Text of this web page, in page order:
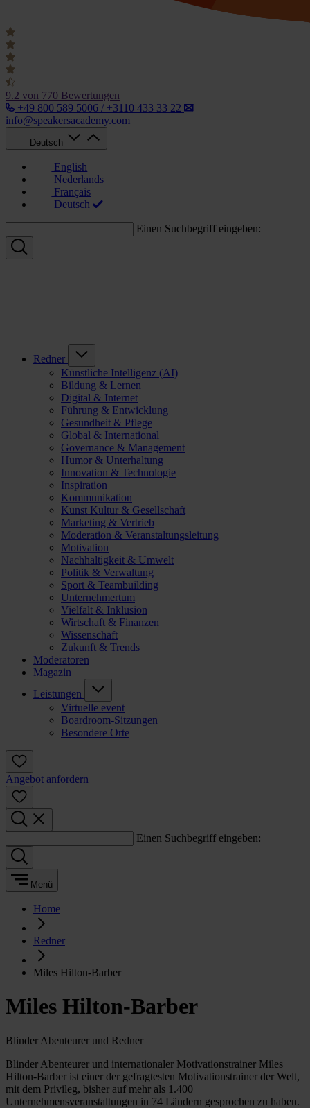
9.2 von 770 Bewertungen
+49 800 589 5006 / +3110 433 33 22
info@speakersacademy.com
Deutsch
English
Nederlands
Français
Deutsch
Einen Suchbegriff eingeben:
Redner
Künstliche Intelligenz (AI)
Bildung & Lernen
Digital & Internet
Führung & Entwicklung
Gesundheit & Pflege
Global & International
Governance & Management
Humor & Unterhaltung
Innovation & Technologie
Inspiration
Kommunikation
Kunst Kultur & Gesellschaft
Marketing & Vertrieb
Moderation & Veranstaltungsleitung
Motivation
Nachhaltigkeit & Umwelt
Politik & Verwaltung
Sport & Teambuilding
Unternehmertum
Vielfalt & Inklusion
Wirtschaft & Finanzen
Wissenschaft
Zukunft & Trends
Moderatoren
Magazin
Leistungen
Virtuelle event
Boardroom-Sitzungen
Besondere Orte
Angebot anfordern
Einen Suchbegriff eingeben:
Menü
Home
Redner
Miles Hilton-Barber
Miles Hilton-Barber
Blinder Abenteurer und Redner
Blinder Abenteurer und internationaler Motivationstrainer Miles
Hilton-Barber ist einer der gefragtesten Motivationstrainer der Welt,
mit dem Privileg, bisher auf mehr als 1.400
Unternehmensveranstaltungen in 74 Ländern gesprochen zu haben.